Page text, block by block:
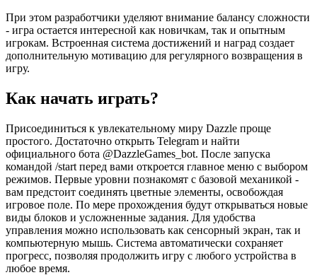
При этом разработчики уделяют внимание балансу сложности
- игра остается интересной как новичкам, так и опытным
игрокам. Встроенная система достижений и наград создает
дополнительную мотивацию для регулярного возвращения в
игру.
Как начать играть?
Присоединиться к увлекательному миру Dazzle проще
простого. Достаточно открыть Telegram и найти
официального бота @DazzleGames_bot. После запуска
командой /start перед вами откроется главное меню с выбором
режимов. Первые уровни познакомят с базовой механикой -
вам предстоит соединять цветные элементы, освобождая
игровое поле. По мере прохождения будут открываться новые
виды блоков и усложненные задания. Для удобства
управления можно использовать как сенсорный экран, так и
компьютерную мышь. Система автоматически сохраняет
прогресс, позволяя продолжить игру с любого устройства в
любое время.